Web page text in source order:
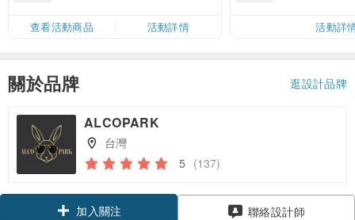
查看活動商品
活動詳情
活動詳
關於品牌 逛設計品牌
ALCOPARK
台灣
5 (137)
加入關注 聯絡設計師